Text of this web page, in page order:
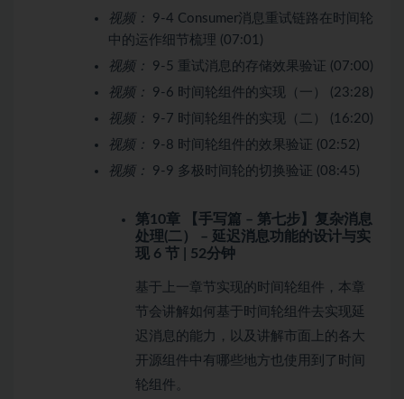
视频：
9-4 Consumer消息重试链路在时间轮
中的运作细节梳理 (07:01)
视频：
9-5 重试消息的存储效果验证 (07:00)
视频：
9-6 时间轮组件的实现（一） (23:28)
视频：
9-7 时间轮组件的实现（二） (16:20)
视频：
9-8 时间轮组件的效果验证 (02:52)
视频：
9-9 多极时间轮的切换验证 (08:45)
第10章 【手写篇 – 第七步】复杂消息
处理(二） – 延迟消息功能的设计与实
现 6 节 | 52分钟
基于上一章节实现的时间轮组件，本章
节会讲解如何基于时间轮组件去实现延
迟消息的能力，以及讲解市面上的各大
开源组件中有哪些地方也使用到了时间
轮组件。